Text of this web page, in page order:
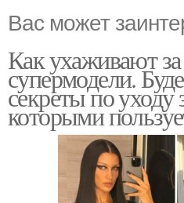
Вас может
Как ухаживают
супермодели.
секреты по уходу
которыми